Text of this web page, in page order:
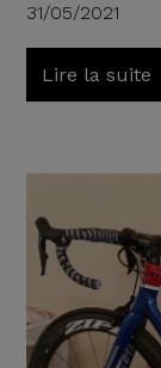
31/05/2021
Lire la suite